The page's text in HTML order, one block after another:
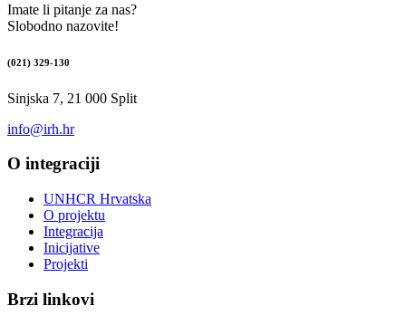
Imate li pitanje za nas?
Slobodno nazovite!
(021) 329-130
Sinjska 7, 21 000 Split
info@irh.hr
O integraciji
UNHCR Hrvatska
O projektu
Integracija
Inicijative
Projekti
Brzi linkovi